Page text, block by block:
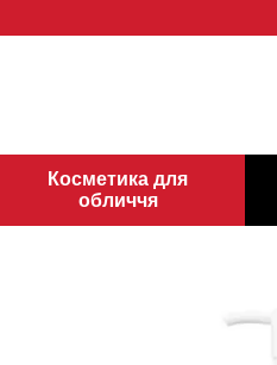
Косметика для
обличчя